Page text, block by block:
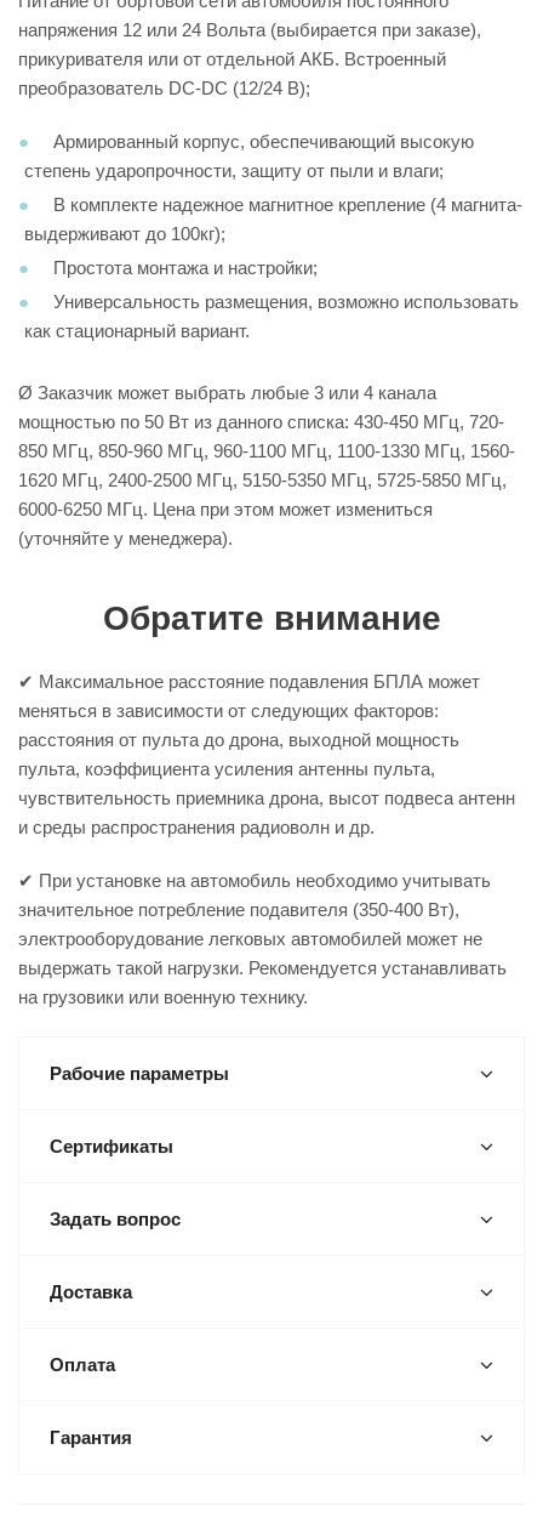
напряжения 12 или 24 Вольта (выбирается при заказе),
прикуривателя или от отдельной АКБ. Встроенный
преобразователь DC-DC (12/24 В);
Армированный корпус, обеспечивающий высокую
степень ударопрочности, защиту от пыли и влаги;
В комплекте надежное магнитное крепление (4 магнита-
выдерживают до 100кг);
Простота монтажа и настройки;
Универсальность размещения, возможно использовать
как стационарный вариант.
Ø Заказчик может выбрать любые 3 или 4 канала
мощностью по 50 Вт из данного списка: 430-450 МГц, 720-
850 МГц, 850-960 МГц, 960-1100 МГц, 1100-1330 МГц, 1560-
1620 МГц, 2400-2500 МГц, 5150-5350 МГц, 5725-5850 МГц,
6000-6250 МГц. Цена при этом может измениться
(уточняйте у менеджера).
Обратите внимание
✔ Максимальное расстояние подавления БПЛА может
меняться в зависимости от следующих факторов:
расстояния от пульта до дрона, выходной мощность
пульта, коэффициента усиления антенны пульта,
чувствительность приемника дрона, высот подвеса антенн
и среды распространения радиоволн и др.
✔ При установке на автомобиль необходимо учитывать
значительное потребление подавителя (350-400 Вт),
электрооборудование легковых автомобилей может не
выдержать такой нагрузки. Рекомендуется устанавливать
на грузовики или военную технику.
Рабочие параметры
Сертификаты
Задать вопрос
Доставка
Оплата
Гарантия